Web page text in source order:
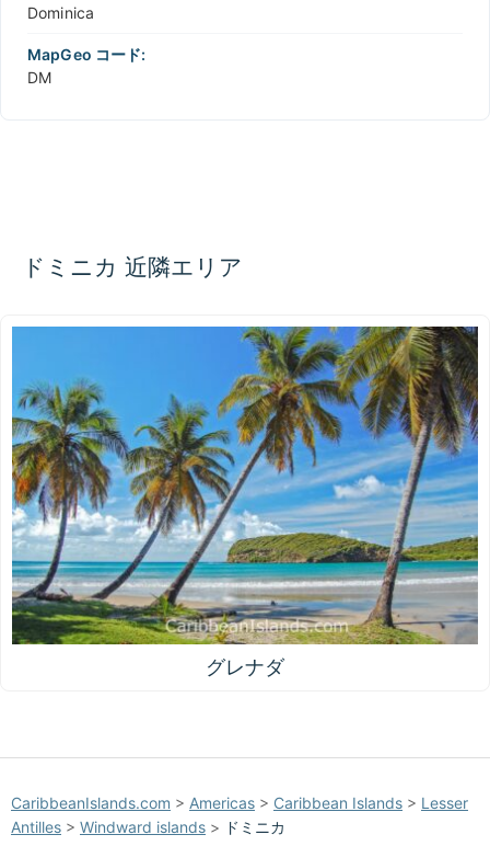
Dominica
MapGeo コード:
DM
ドミニカ 近隣エリア
グレナダ
CaribbeanIslands.com > Americas > Caribbean Islands > Lesser
Antilles > Windward islands > ドミニカ